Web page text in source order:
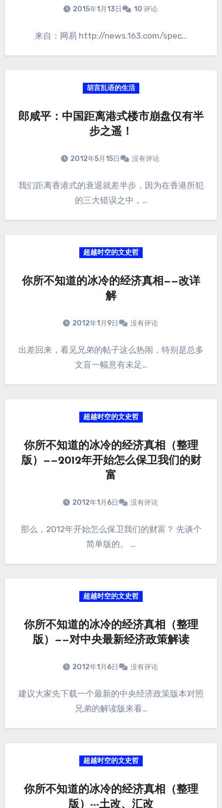
2015年1月13日 10 评论
来自：网易 http://news.163.com/spec…
胡言乱语的生活
郎咸平：中国距离港式楼市崩盘仅有半
步之遥！
2012年5月15日 没有评论
我们距离香港式的衰退就差半步，因为在香港所犯
的三大错误之中，…
超越时空的文史哲
你所不知道的冰冷的经济真相——改详
解
2012年1月9日 没有评论
出差回来，看见兄弟的帖子这么热闹，特别是总多
文盲一幅意有未足…
超越时空的文史哲
你所不知道的冰冷的经济真相（整理
版）——2012年开始怎么保卫我们的财
富
2012年1月6日 没有评论
那么，2012年开始怎么保卫我们的财富？ 先谈个
简单版的。 …
超越时空的文史哲
你所不知道的冰冷的经济真相（整理
版）——对中央最新经济政策解读
2012年1月6日 没有评论
建议大家先下载一个最新的中央经济政策版本对照
兄弟的解读版来看…
超越时空的文史哲
你所不知道的冰冷的经济真相（整理
版）---土改、汇改